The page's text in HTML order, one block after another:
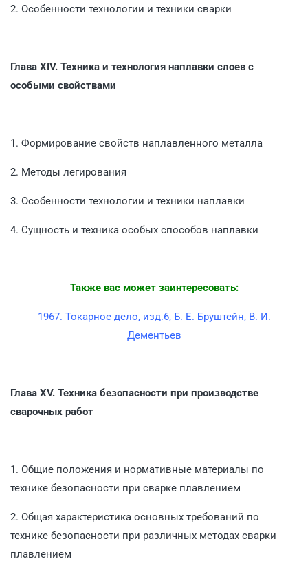
2. Особенности технологии и техники сварки
Глава XIV. Техника и технология наплавки слоев с
особыми свойствами
1. Формирование свойств наплавленного металла
2. Методы легирования
3. Особенности технологии и техники наплавки
4. Сущность и техника особых способов наплавки
Также вас может заинтересовать:
1967. Токарное дело, изд.6, Б. Е. Бруштейн, В. И.
Дементьев
Глава XV. Техника безопасности при производстве
сварочных работ
1. Общие положения и нормативные материалы по
технике безопасности при сварке плавлением
2. Общая характеристика основных требований по
технике безопасности при различных методах сварки
плавлением